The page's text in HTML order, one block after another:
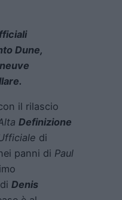
Dune,
il rilascio
Definizione
di
panni di Paul
di Denis